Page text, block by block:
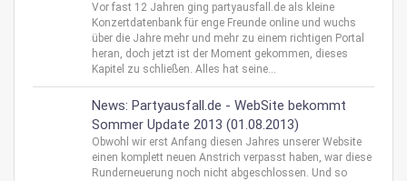
Vor fast 12 Jahren ging partyausfall.de als kleine
Konzertdatenbank für enge Freunde online und wuchs
über die Jahre mehr und mehr zu einem richtigen Portal
heran, doch jetzt ist der Moment gekommen, dieses
Kapitel zu schließen. Alles hat seine...
News: Partyausfall.de - WebSite bekommt
Sommer Update 2013 (01.08.2013)
Obwohl wir erst Anfang diesen Jahres unserer Website
einen komplett neuen Anstrich verpasst haben, war diese
Runderneuerung noch nicht abgeschlossen. Und so